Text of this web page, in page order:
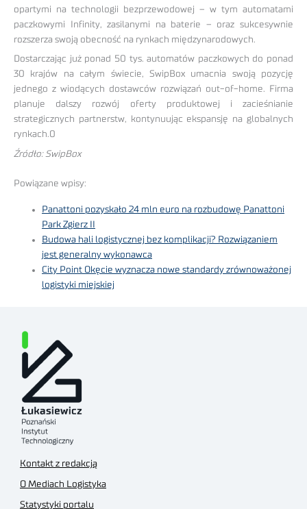
opartymi na technologii bezprzewodowej – w tym automatami
paczkowymi Infinity, zasilanymi na baterie – oraz sukcesywnie
rozszerza swoją obecność na rynkach międzynarodowych.
Dostarczając już ponad 50 tys. automatów paczkowych do ponad
30 krajów na całym świecie, SwipBox umacnia swoją pozycję
jednego z wiodących dostawców rozwiązań out-of-home. Firma
planuje dalszy rozwój oferty produktowej i zacieśnianie
strategicznych partnerstw, kontynuując ekspansję na globalnych
rynkach.0
Źródło: SwipBox
Powiązane wpisy:
Panattoni pozyskało 24 mln euro na rozbudowę Panattoni
Park Zgierz II
Budowa hali logistycznej bez komplikacji? Rozwiązaniem
jest generalny wykonawca
City Point Okęcie wyznacza nowe standardy zrównoważonej
logistyki miejskiej
Kontakt z redakcją
O Mediach Logistyka
Statystyki portalu